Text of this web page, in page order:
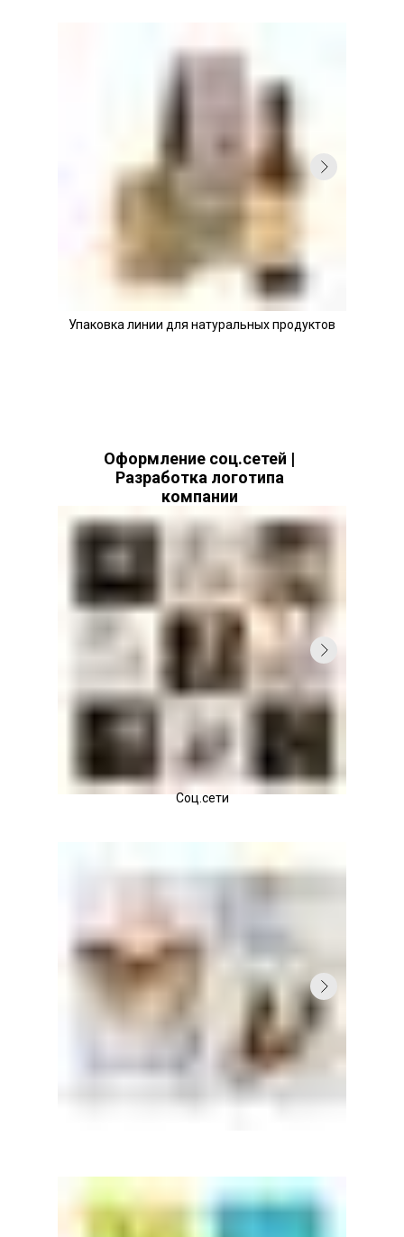
Упаковка линии для натуральных продуктов
Social Media Design |
Company logo development
Оформление соц.сетей |
Разработка логотипа
компании
Соц.сети